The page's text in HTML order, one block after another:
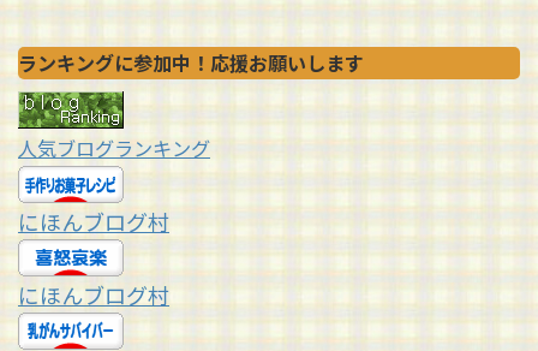
ランキングに参加中！応援お願いします
人気ブログランキング
にほんブログ村
にほんブログ村